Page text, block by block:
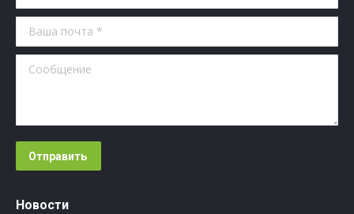
Ваша почта *
Сообщение
Отправить
Новости